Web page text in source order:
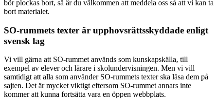
bör plockas bort, så är du välkommen att meddela oss så att vi kan ta
bort materialet.
SO-rummets texter är upphovsrättsskyddade enligt
svensk lag
Vi vill gärna att SO-rummet används som kunskapskälla, till
exempel av elever och lärare i skolundervisningen. Men vi vill
samtidigt att alla som använder SO-rummets texter ska läsa dem på
sajten. Det är mycket viktigt eftersom SO-rummet annars inte
kommer att kunna fortsätta vara en öppen webbplats.